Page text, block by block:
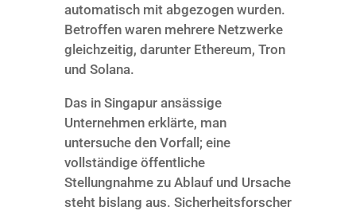
automatisch mit abgezogen wurden.
Betroffen waren mehrere Netzwerke
gleichzeitig, darunter Ethereum, Tron
und Solana.
Das in Singapur ansässige
Unternehmen erklärte, man
untersuche den Vorfall; eine
vollständige öffentliche
Stellungnahme zu Ablauf und Ursache
steht bislang aus. Sicherheitsforscher